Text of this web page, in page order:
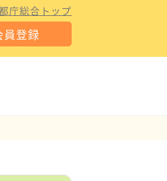
庁総合トップ
員登録